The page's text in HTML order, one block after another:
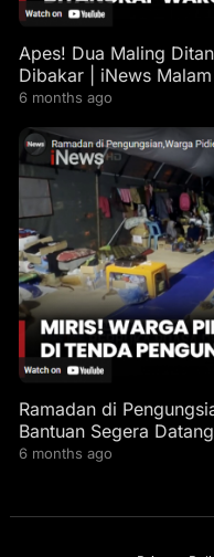
Apes! Dua Maling
Dibakar | iNews
6 months ago
Ramadan di
Bantuan Segera
6 months ago